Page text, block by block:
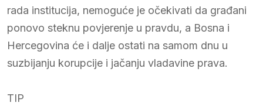
rada institucija, nemoguće je očekivati da građani
ponovo steknu povjerenje u pravdu, a Bosna i
Hercegovina će i dalje ostati na samom dnu u
suzbijanju korupcije i jačanju vladavine prava.
TIP